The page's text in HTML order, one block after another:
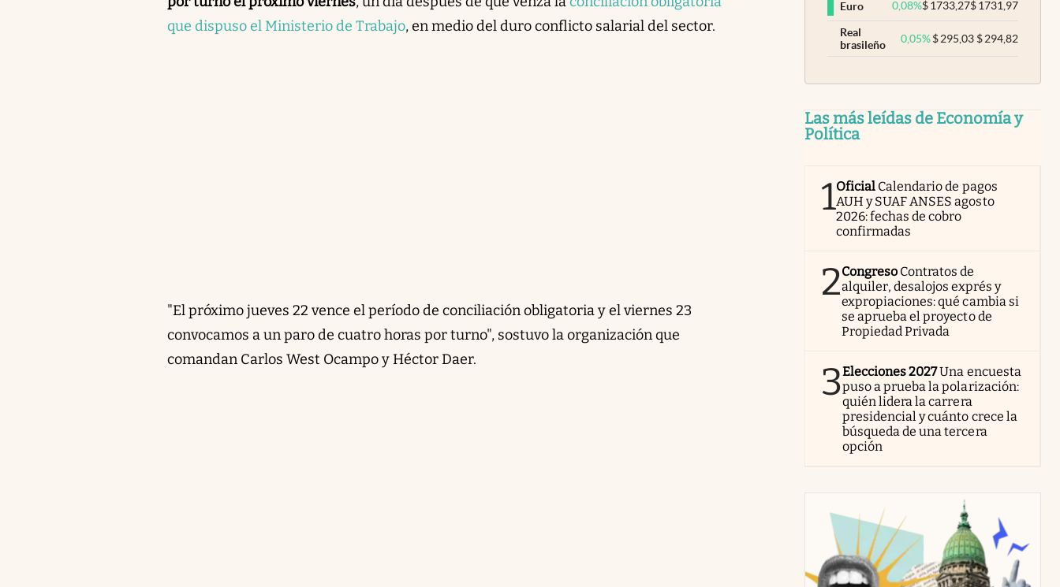
que dispuso el Ministerio de Trabajo, en medio del duro conflicto salarial del sector.
"El próximo jueves 22 vence el período de conciliación obligatoria y el viernes 23
convocamos a un paro de cuatro horas por turno", sostuvo la organización que
comandan Carlos West Ocampo y Héctor Daer.
Euro 0,08%$1733,27$1731,97
Real
brasileño
0,05% $295,03 $294,82
Las más leídas de Economía y
Política
1Oficial Calendario de pagos
AUH y SUAF ANSES agosto
2026: fechas de cobro
confirmadas
2Congreso Contratos de
alquiler, desalojos exprés y
expropiaciones: qué cambia si
se aprueba el proyecto de
Propiedad Privada
3Elecciones 2027Una encuesta
puso a prueba la polarización:
quién lidera la carrera
presidencial y cuánto crece la
búsqueda de una tercera
opción